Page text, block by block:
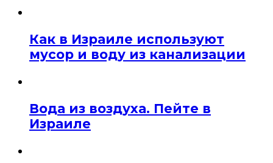
Как в Израиле используют
мусор и воду из канализации
Вода из воздуха. Пейте в
Израиле